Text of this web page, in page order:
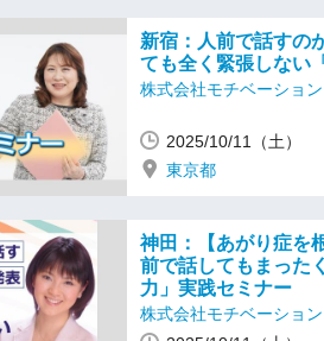
新宿：人前で話すの
ても全く緊張しない
株式会社モチベーショ
2025/10/11（土）
東京都
神田：【あがり症を
前で話してもまった
力」実践セミナー
株式会社モチベーショ